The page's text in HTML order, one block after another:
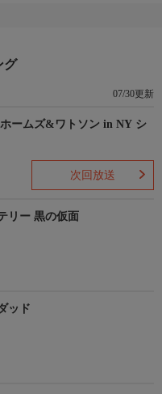
グ
07/30更新
ームズ&ワトソン in NY シ
次回放送
リー 黒の仮面
ッド